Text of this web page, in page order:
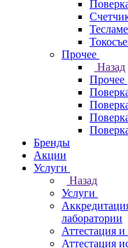
Прочее
Назад
Прочее
Бренды
Акции
Услуги
Назад
Услуги
лаборатории
Аттестация
Аттестация